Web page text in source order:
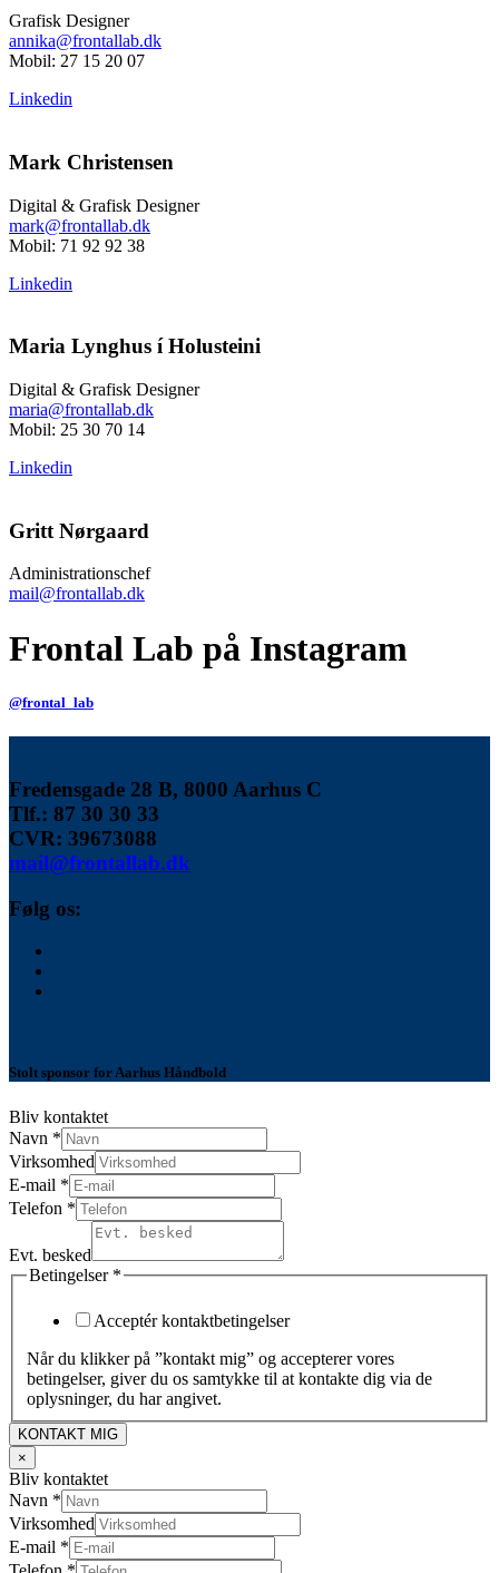
Grafisk Designer
annika@frontallab.dk
Mobil: 27 15 20 07
Linkedin
Mark Christensen
Digital & Grafisk Designer
mark@frontallab.dk
Mobil: 71 92 92 38
Linkedin
Maria Lynghus í Holusteini
Digital & Grafisk Designer
maria@frontallab.dk
Mobil: 25 30 70 14
Linkedin
Gritt Nørgaard
Administrationschef
mail@frontallab.dk
Frontal Lab på Instagram
@frontal_lab
Fredensgade 28 B, 8000 Aarhus C
Tlf.: 87 30 30 33
CVR: 39673088
mail@frontallab.dk
Følg os:
Stolt sponsor for Aarhus Håndbold
Bliv kontaktet
Navn *
Virksomhed
E-mail *
Telefon *
Evt. besked
Betingelser *
Acceptér kontaktbetingelser
Når du klikker på ”kontakt mig” og accepterer vores
betingelser, giver du os samtykke til at kontakte dig via de
oplysninger, du har angivet.
KONTAKT MIG
×
Bliv kontaktet
Navn *
Virksomhed
E-mail *